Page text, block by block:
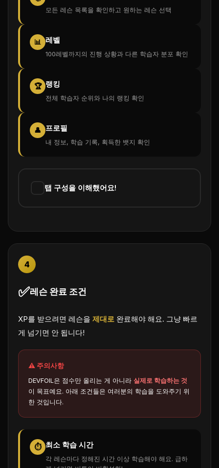
모든 레슨 목록을 확인하고 원하는 레슨 선택
📊 레벨
100레벨까지의 진행 상황과 다른 학습자 분포 확인
🏆 랭킹
전체 학습자 순위와 나의 랭킹 확인
👤 프로필
내 정보, 학습 기록, 획득한 뱃지 확인
탭 구성을 이해했어요!
4
✅레슨 완료 조건
XP를 받으려면 레슨을 제대로 완료해야 해요. 그냥 빠르
게 넘기면 안 됩니다!
⚠️ 주의사항
DEVFOIL은 점수만 올리는 게 아니라 실제로 학습하는 것
이 목표예요. 아래 조건들은 여러분의 학습을 도와주기 위
한 것입니다.
⏱️ 최소 학습 시간
각 레슨마다 정해진 시간 이상 학습해야 해요. 급하